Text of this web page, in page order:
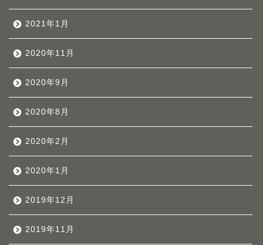
2021年1月
2020年11月
2020年9月
2020年8月
2020年2月
2020年1月
2019年12月
2019年11月